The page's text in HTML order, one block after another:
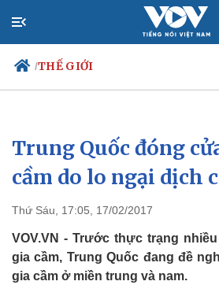
/THẾ GIỚI
Chính trị
Đảng
Tổ chức nhân sự
Nhận diện sự thật
Xã hội
Tin
Dự
Việc
Biển
Trung Quốc đóng
cầm do lo ngại dịch
Thứ Sáu, 17:05, 17/02/2017
VOV.VN - Trước thực trạng
gia cầm, Trung Quốc đang đề
gia cầm ở miền trung và nam.